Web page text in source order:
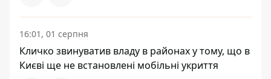
16:01, 01 серпня
Кличко звинуватив владу в районах у тому, що в
Києві ще не встановлені мобільні укриття